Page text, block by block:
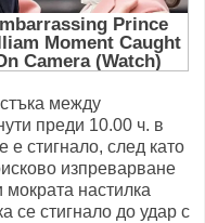
между
преди 10.00 ч. в
е стигнало, след като
изпреварване
настилка
се стигнало до удар с